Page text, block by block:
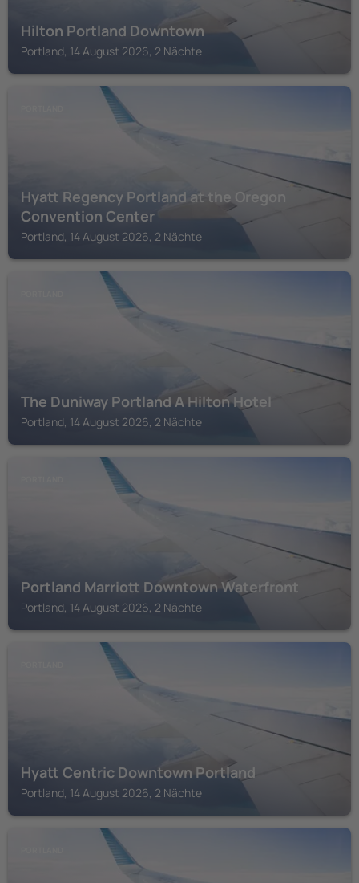
Hilton Portland Downtown
Portland, 14 August 2026, 2 Nächte
Hyatt Regency Portland at the Oregon
Convention Center
Portland, 14 August 2026, 2 Nächte
The Duniway Portland A Hilton Hotel
Portland, 14 August 2026, 2 Nächte
Portland Marriott Downtown Waterfront
Portland, 14 August 2026, 2 Nächte
Hyatt Centric Downtown Portland
Portland, 14 August 2026, 2 Nächte